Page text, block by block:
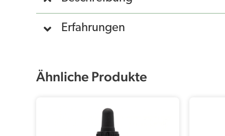
Erfahrungen
Ähnliche Produkte